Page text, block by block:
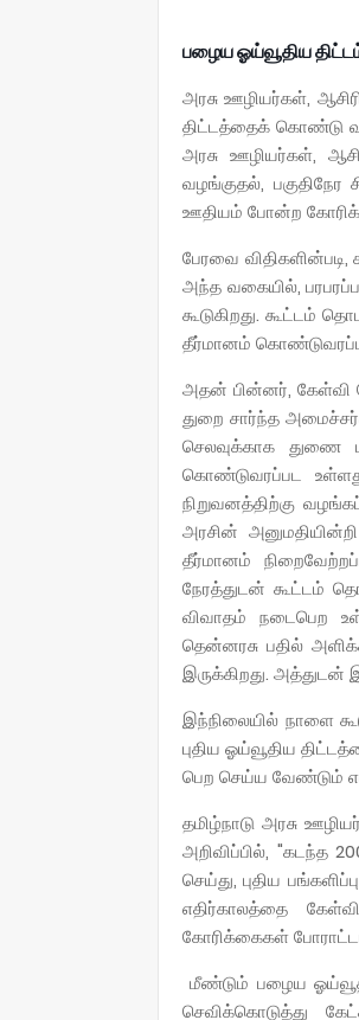
பழைய ஓய்வூதிய
அரசு ஊழியர்கள்,
திட்டத்தைக் கொண்டு
அரசு ஊழியர்கள்,
வழங்குதல்,
ஊதியம் போன்ற
பேரவை
அந்த வகையில்,
கூடுகிறது. கூட்டம்
தீர்மானம்
அதன் பின்னர், கேள்வி
துறை சார்ந்த
செலவுக்காக துணை
கொண்டுவரப்பட
நிறுவனத்திற்கு
அரசின்
தீர்மானம்
நேரத்துடன் கூட்டம்
விவாதம் நடைபெற
தென்னரசு பதில்
இருக்கிறது.
இந்நிலையில் நாளை
புதிய ஓய்வூதிய
பெற செய்ய வேண்டும்
தமிழ்நாடு அரசு
அறிவிப்பில், "கடந்த
செய்து, புதிய
எதிர்காலத்தை
கோரிக்கைகள்
மீண்டும் பழைய
செவிக்கொடுத்து